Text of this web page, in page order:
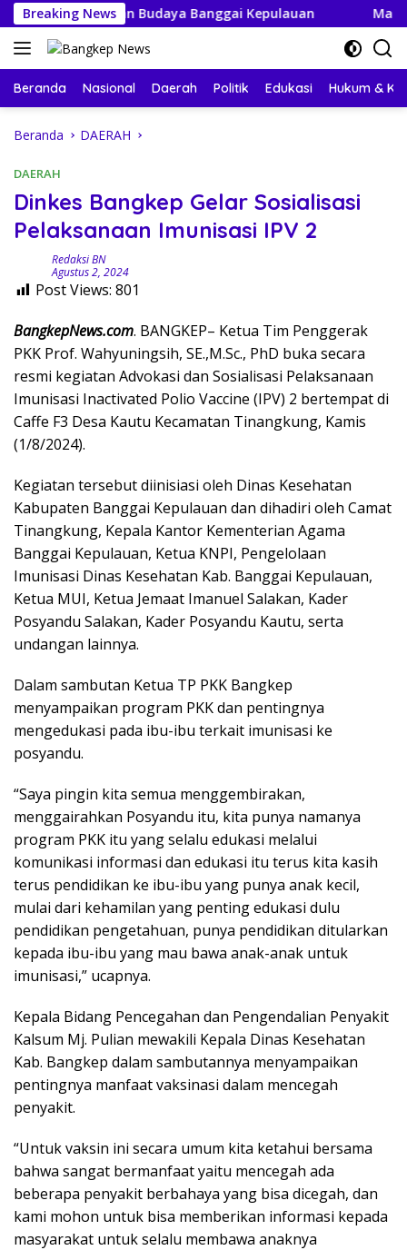
Langsung
ke
konten
Breaking NewsBudaya Banggai Kepulauan Mahasiswa
Beranda Nasional Daerah Politik Edukasi Hukum &
Beranda DAERAH
DAERAH
Dinkes Bangkep Gelar Sosialisasi
Pelaksanaan Imunisasi IPV 2
Redaksi BN
Agustus 2, 2024
Post Views: 801
BangkepNews.com. BANGKEP– Ketua Tim Penggerak
PKK Prof. Wahyuningsih, SE.,M.Sc., PhD buka secara
resmi kegiatan Advokasi dan Sosialisasi Pelaksanaan
Imunisasi Inactivated Polio Vaccine (IPV) 2 bertempat di
Caffe F3 Desa Kautu Kecamatan Tinangkung, Kamis
(1/8/2024).
Kegiatan tersebut diinisiasi oleh Dinas Kesehatan
Kabupaten Banggai Kepulauan dan dihadiri oleh Camat
Tinangkung, Kepala Kantor Kementerian Agama
Banggai Kepulauan, Ketua KNPI, Pengelolaan
Imunisasi Dinas Kesehatan Kab. Banggai Kepulauan,
Ketua MUI, Ketua Jemaat Imanuel Salakan, Kader
Posyandu Salakan, Kader Posyandu Kautu, serta
undangan lainnya.
Dalam sambutan Ketua TP PKK Bangkep
menyampaikan program PKK dan pentingnya
mengedukasi pada ibu-ibu terkait imunisasi ke
posyandu.
“Saya pingin kita semua menggembirakan,
menggairahkan Posyandu itu, kita punya namanya
program PKK itu yang selalu edukasi melalui
komunikasi informasi dan edukasi itu terus kita kasih
terus pendidikan ke ibu-ibu yang punya anak kecil,
mulai dari kehamilan yang penting edukasi dulu
pendidikan pengetahuan, punya pendidikan ditularkan
kepada ibu-ibu yang mau bawa anak-anak untuk
imunisasi,” ucapnya.
Kepala Bidang Pencegahan dan Pengendalian Penyakit
Kalsum Mj. Pulian mewakili Kepala Dinas Kesehatan
Kab. Bangkep dalam sambutannya menyampaikan
pentingnya manfaat vaksinasi dalam mencegah
penyakit.
“Untuk vaksin ini secara umum kita ketahui bersama
bahwa sangat bermanfaat yaitu mencegah ada
beberapa penyakit berbahaya yang bisa dicegah, dan
kami mohon untuk bisa memberikan informasi kepada
masyarakat untuk selalu membawa anaknya